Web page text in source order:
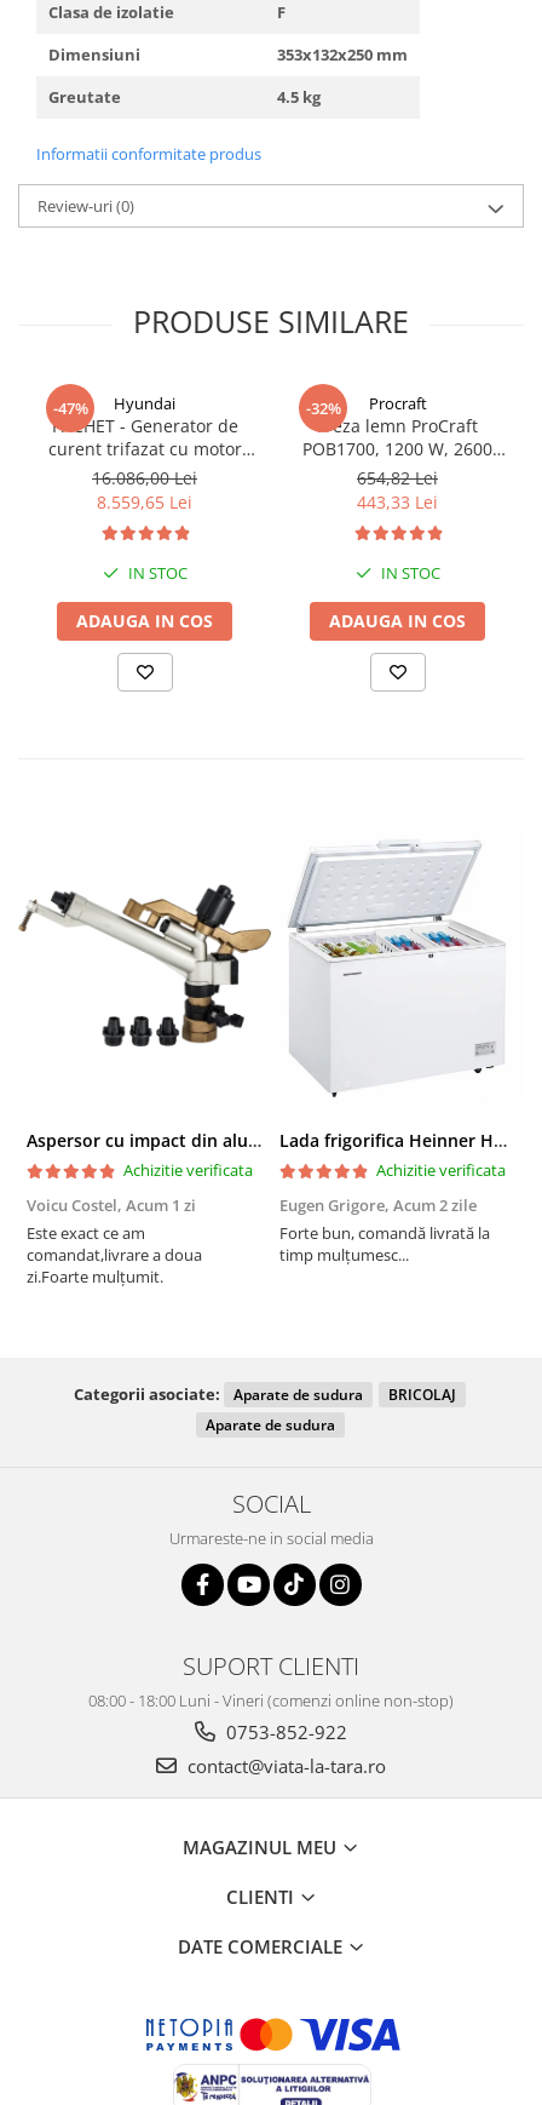
Ventuze cu brate pentru transport
Vibratoare beton
Pachete electrocasnice
incorporabile
SANDWICH MAKER
Storcatoare de fructe
Clasa de izolatie
F
Dimensiuni
353x132x250 mm
Greutate
4.5 kg
Informatii conformitate produs
Review-uri(0)
PRODUSE SIMILARE
-47% Hyundai
PACHET - Generator de
curent trifazat cu motor
diesel Hyundai DHY8600SE-
T, putere motor 12 CP,
tensiune 380 / 220 V +
Automatizare trifazata
16.086,00 Lei
8.559,65 Lei
IN STOC
ADAUGA IN COS
-32% Procraft
Freza lemn ProCraft
POB1700, 1200 W, 2600
Rpm cu 12 freze pentru
lemn incluse in pachet
654,82 Lei
443,33 Lei
IN STOC
ADAUGA IN COS
Aspersor cu impact din aluminiu cu FI, Presiune (bar)1.5-5, Diametru de aspersie (m)32-58
Achizitie verificata
Voicu Costel, Acum 1 zi
Este exact ce am
comandat,livrare a doua
zi.Foarte mulțumit.
Lada frigorifica Heinner HCF-287CNHE++, 287 l, Clasa E, Compresor inverter, Iluminare LED, Functionalitate frigider, Alb
Achizitie verificata
Eugen Grigore, Acum 2 zile
Forte bun, comandă livrată la
timp mulțumesc...
Categorii asociate: Aparate de sudura
BRICOLAJ
Aparate de sudura
SOCIAL
Urmareste-ne in social media
SUPORT CLIENTI
08:00 - 18:00 Luni - Vineri (comenzi online non-stop)
0753-852-922
contact@viata-la-tara.ro
MAGAZINUL MEU
CLIENTI
DATE COMERCIALE